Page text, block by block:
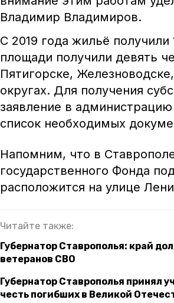
Владимир Владимиров.
С 2019 года жильё
площади получили девять
Пятигорске,
округах. Для получения
заявление в
список необходимых
Напомним, что в
государственного Фонда
расположится на улице
Читайте также:
Губернатор Ставрополья: край
ветеранов СВО
Губернатор Ставрополья принял
честь погибших в Великой